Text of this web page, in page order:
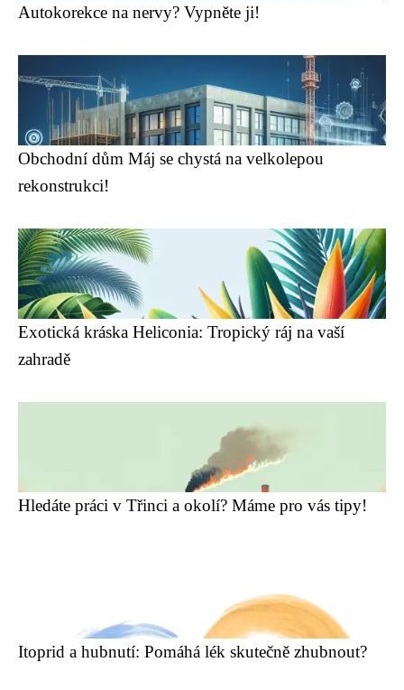
Autokorekce na nervy? Vypněte ji!
Obchodní dům Máj se chystá na velkolepou
rekonstrukci!
Exotická kráska Heliconia: Tropický ráj na vaší
zahradě
Hledáte práci v Třinci a okolí? Máme pro vás tipy!
Itoprid a hubnutí: Pomáhá lék skutečně zhubnout?